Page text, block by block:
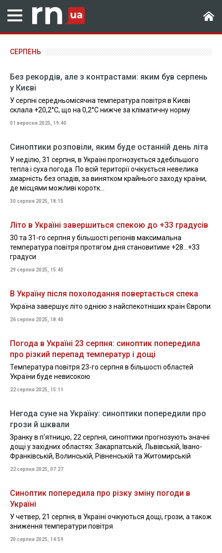
СЕРПЕНЬ
Без рекордів, але з контрастами: яким був серпень
у Києві
У серпні середньомісячна температура повітря в Києві
склала +20,2°C, що на 0,2°C нижче за кліматичну норму
01 вересня 2025, 19:40
Синоптики розповіли, яким буде останній день літа
У неділю, 31 серпня, в Україні прогнозується здебільшого
тепла і суха погода. По всій території очікується невелика
хмарність без опадів, за винятком крайнього заходу країни,
де місцями можливі коротк...
30 серпня 2025, 18:15
Літо в Україні завершиться спекою до +33 градусів
30 та 31-го серпня у більшості регіонів максимальна
температура повітря протягом дня становитиме +28…+33
градуси
29 серпня 2025, 15:45
В Україну після похолодання повертається спека
Україна завершує літо однією з найспекотніших країн Європи
26 серпня 2025, 18:40
Погода в Україні 23 серпня: синоптик попередила
про різкий перепад температур і дощі
Температура повітря 23-го серпня в більшості областей
України буде невисокою
22 серпня 2025, 15:11
Негода суне на Україну: синоптики попередили про
грози й шквали
Зранку в п'ятницю, 22 серпня, синоптики прогнозують значні
дощі у західних областях: Закарпатській, Львівській, Івано-
Франківській, Волинській, Рівненській та Житомирській
22 серпня 2025, 07:27
Синоптик попередила про різку зміну погоди в
Україні
У четвер, 21 серпня, в Україні очікуються дощі, грози, а також
зниження температури повітря
20 серпня 2025, 14:59